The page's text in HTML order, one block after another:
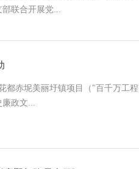
联合开展党...
都赤坭美丽圩镇项目（"百千万工
政文...